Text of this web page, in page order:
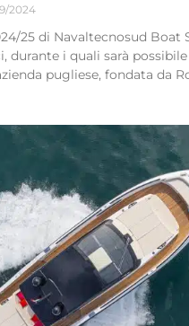
2024
25 di Navaltecnosud Boat
durante i quali sarà
pugliese, fondata da